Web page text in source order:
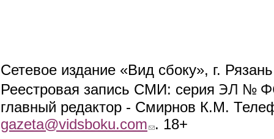
Сетевое издание «Вид сбоку», г.
Реестровая запись СМИ: серия ЭЛ №
главный редактор - Смирнов К.М.
gazeta@vidsboku.com (link sends e-mail)
. 18+